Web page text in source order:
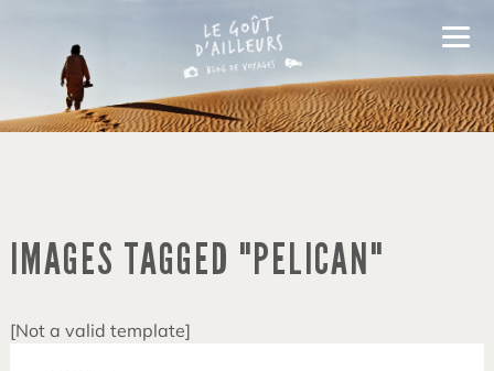
IMAGES TAGGED "PELICAN"
[Not a valid template]